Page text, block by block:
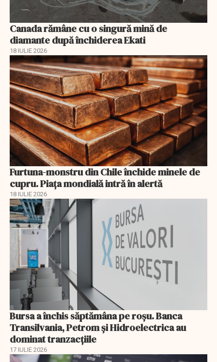
Canada rămâne cu o singură mină de
diamante după închiderea Ekati
18 IULIE 2026
Furtuna-monstru din Chile închide minele de
cupru. Piața mondială intră în alertă
18 IULIE 2026
Bursa a închis săptămâna pe roșu. Banca
Transilvania, Petrom și Hidroelectrica au
dominat tranzacțiile
17 IULIE 2026